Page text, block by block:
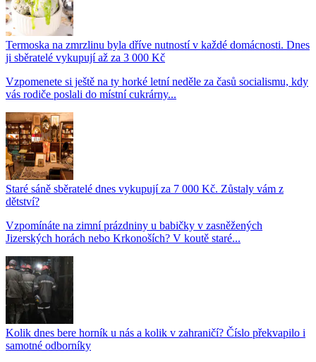
Termoska na zmrzlinu byla dříve nutností v každé domácnosti. Dnes
ji sběratelé vykupují až za 3 000 Kč
Vzpomenete si ještě na ty horké letní neděle za časů socialismu, kdy
vás rodiče poslali do místní cukrárny...
Staré sáně sběratelé dnes vykupují za 7 000 Kč. Zůstaly vám z
dětství?
Vzpomínáte na zimní prázdniny u babičky v zasněžených
Jizerských horách nebo Krkonoších? V koutě staré...
Kolik dnes bere horník u nás a kolik v zahraničí? Číslo překvapilo i
samotné odborníky